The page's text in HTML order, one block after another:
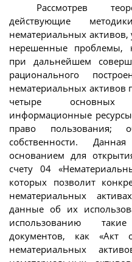
Рассмотрев
действующие
нематериальных активов,
нерешенные проблемы,
при дальнейшем
рационального
нематериальных активов
четыре основных
информационные
право пользования;
собственности.
основанием для
счету 04
которых позволит
нематериальных
данные об их
использованию
документов, как «Акт
нематериальных